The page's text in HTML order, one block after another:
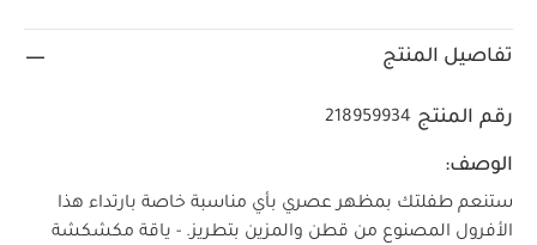
تفاصيل المنتج
رقم المنتج 218959934
الوصف:
ستنعم طفلتك بمظهر عصري بأي مناسبة خاصة بارتداء هذا
الأفرول المصنوع من قطن والمزين بتطريز. - ياقة مكشكشة